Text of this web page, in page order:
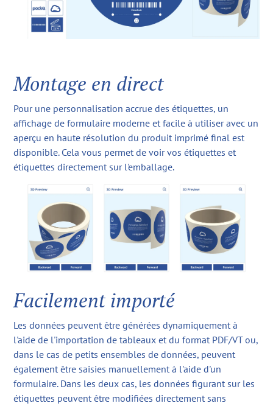
Montage en direct
Pour une personnalisation accrue des étiquettes, un
affichage de formulaire moderne et facile à utiliser avec un
aperçu en haute résolution du produit imprimé final est
disponible. Cela vous permet de voir vos étiquettes et
étiquettes directement sur l'emballage.
Facilement importé
Les données peuvent être générées dynamiquement à
l'aide de l'importation de tableaux et du format PDF/VT ou,
dans le cas de petits ensembles de données, peuvent
également être saisies manuellement à l'aide d'un
formulaire. Dans les deux cas, les données figurant sur les
étiquettes peuvent être modifiées directement sans